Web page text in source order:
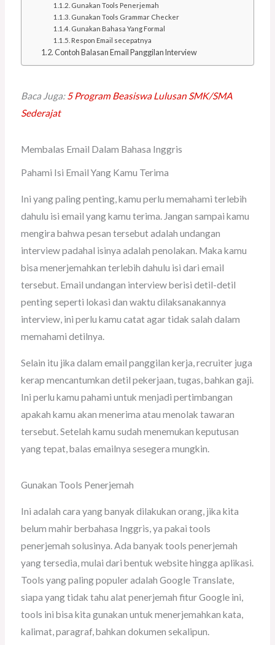
Gunakan Tools Penerjemah
Gunakan Tools Grammar Checker
Gunakan Bahasa Yang Formal
Respon Email secepatnya
Contoh Balasan Email Panggilan Interview
Baca Juga:5 Program Beasiswa Lulusan SMK/SMA
Sederajat
Membalas Email Dalam Bahasa Inggris
Pahami Isi Email Yang Kamu Terima
Ini yang paling penting, kamu perlu memahami terlebih
dahulu isi email yang kamu terima. Jangan sampai kamu
mengira bahwa pesan tersebut adalah undangan
interview padahal isinya adalah penolakan. Maka kamu
bisa menerjemahkan terlebih dahulu isi dari email
tersebut. Email undangan interview berisi detil-detil
penting seperti lokasi dan waktu dilaksanakannya
interview, ini perlu kamu catat agar tidak salah dalam
memahami detilnya.
Selain itu jika dalam email panggilan kerja, recruiter juga
kerap mencantumkan detil pekerjaan, tugas, bahkan gaji.
Ini perlu kamu pahami untuk menjadi pertimbangan
apakah kamu akan menerima atau menolak tawaran
tersebut. Setelah kamu sudah menemukan keputusan
yang tepat, balas emailnya sesegera mungkin.
Gunakan Tools Penerjemah
Ini adalah cara yang banyak dilakukan orang, jika kita
belum mahir berbahasa Inggris, ya pakai tools
penerjemah solusinya. Ada banyak tools penerjemah
yang tersedia, mulai dari bentuk website hingga aplikasi.
Tools yang paling populer adalah Google Translate,
siapa yang tidak tahu alat penerjemah fitur Google ini,
tools ini bisa kita gunakan untuk menerjemahkan kata,
kalimat, paragraf, bahkan dokumen sekalipun.